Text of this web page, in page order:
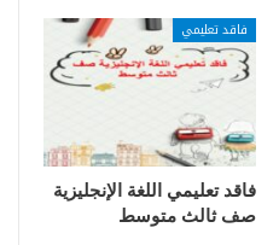
فاقد تعليمي
فاقد تعليمي اللغة الإنجليزية
صف ثالث متوسط